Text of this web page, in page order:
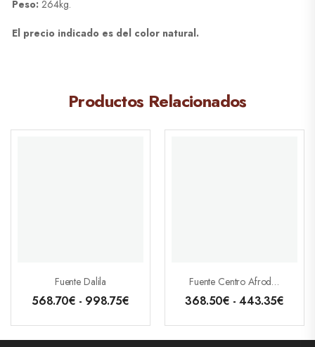
Peso: 264kg.
El precio indicado es del color natural.
Productos Relacionados
Fuente Dalila
568.70€ - 998.75€
Fuente Centro Afrodita
368.50€ - 443.35€